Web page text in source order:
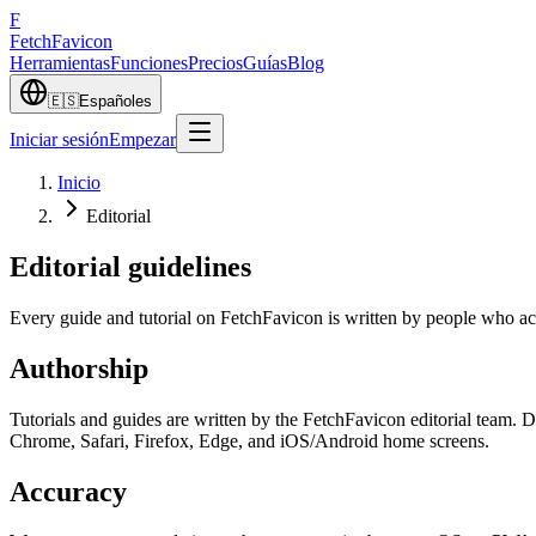
F
FetchFavicon
HerramientasFuncionesPreciosGuíasBlog
🇪🇸Español es
Iniciar sesiónEmpezar
Inicio
Editorial
Editorial guidelines
Every guide and tutorial on FetchFavicon is written by people who
Authorship
Tutorials and guides are written by the FetchFavicon editorial team.
Chrome, Safari, Firefox, Edge, and iOS/Android home screens.
Accuracy